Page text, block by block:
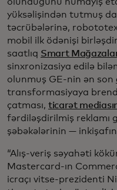
yüksəlişindən tutmuş
təcrübələrinə,
mobil ilk ödənişi
saatlıq Smart
sinxronizasiya edilə
olunmuş GE-nin ən son
transformasiyaya
çatması, ticarət
fərdiləşdirilmiş reklamı
şəbəkələrinin —
“Alış-veriş səyahəti
Mastercard-ın
icraçı vitse-prezidenti